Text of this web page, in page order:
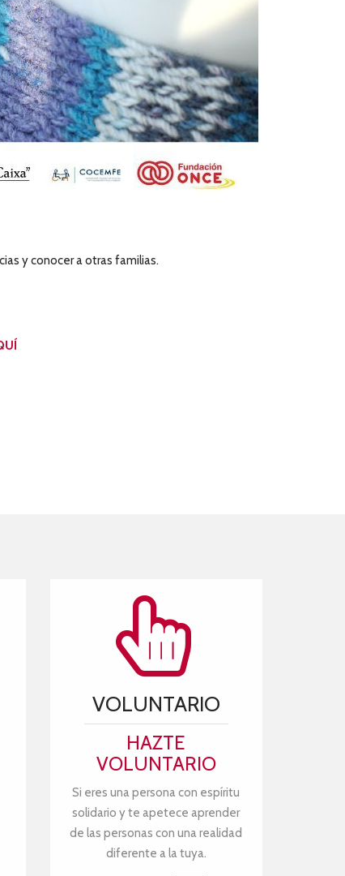
y conocer a otras familias.
VOLUNTARIO
HAZTE
VOLUNTARIO
Si eres una persona con espíritu
solidario y te apetece aprender
de las personas con una realidad
diferente a la tuya.